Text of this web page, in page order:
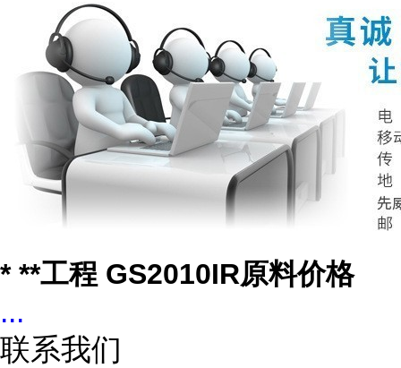
* **工程 GS2010IR原料价格
...
联系我们